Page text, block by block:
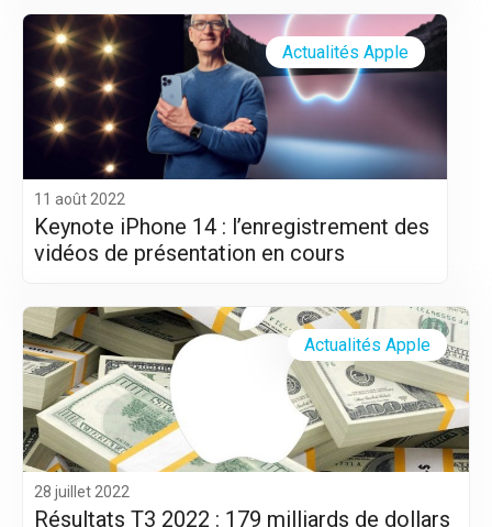
11 août 2022
Keynote iPhone 14 : l’enregistrement des
vidéos de présentation en cours
Actualités Apple
28 juillet 2022
Résultats T3 2022 : 179 milliards de dollars
Actualités Apple